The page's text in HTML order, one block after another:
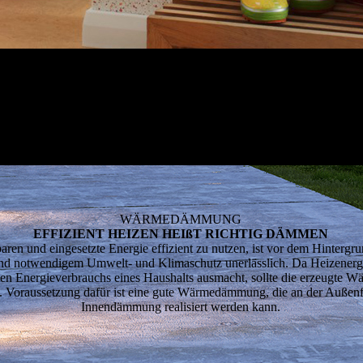
WÄRMEDÄMMUNG
EFFIZIENT HEIZEN HEIßT RICHTIG DÄMMEN
und eingesetzte Energie effizient zu nutzen, ist vor dem
notwendigem Umwelt- und Klimaschutz unerlässlich. Da
Energieverbrauchs eines Haushalts ausmacht, sollte die erzeugte
Voraussetzung dafür ist eine gute Wärmedämmung, die an der
Innendämmung realisiert werden kann.